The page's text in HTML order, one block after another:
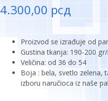
4.300,00 рсд
Proizvod se izrađuje od
Gustina tkanja: 190-200
Veličina: od 36 do 54
Boja : bela, svetlo zelena,
izboru naručioca iz naše